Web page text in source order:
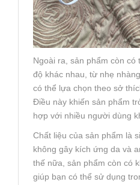
Ngoài ra, sản phẩm còn
độ khác nhau, từ nhẹ
có thể lựa chọn theo sở
Điều này khiến sản phẩm
hợp với nhiều người dùng
Chất liệu của sản phẩm là
không gây kích ứng da và
thế nữa, sản phẩm còn có
giúp bạn có thể sử dụng